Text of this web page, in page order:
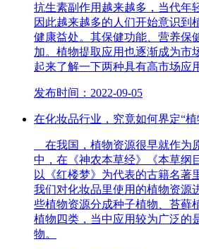
抗生素副作用越来越多，当代年
因此越来越多的人们开始意识到
健康益处。其保健功能、营养保
加。植物提取应用也逐渐成为市
起来了解一下两种具有高市场应
发布时间：2022-09-05
在化妆品行业，究竟如何界定“植
在我国，植物资源很早就作为
中，在《神农本草经》《本草纲
以《红楼梦》为代表的古籍名著
我们对化妆品里使用的植物资源
些植物资源分成种子植物、苔藓
植物四类，当中应用较为广泛的
物。